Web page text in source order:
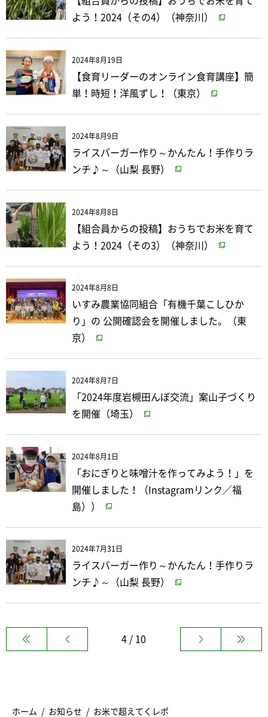
よう！2024（その4）（神奈川）
2024年8月19日
【食育リーダーのオンライン食育講座】簡
単！時短！洋風ずし！（東京）
2024年8月9日
ライスバーガー作り～かんたん！手作りラ
ンチ♪～（山梨 長野）
2024年8月8日
【組合員からの投稿】おうちでお米を育て
よう！2024（その3）（神奈川）
2024年8月8日
いすみ農業協同組合「有機千葉こしひか
り」の 公開確認会を開催しました。（東
京）
2024年8月7日
「2024年度岩槻田んぼ交流」案山子づくり
を開催（埼玉）
2024年8月1日
「おにぎりと味噌汁を作ってみよう！」を
開催しました！（Instagramリンク／福
島））
2024年7月31日
ライスバーガー作り～かんたん！手作りラ
ンチ♪～（山梨 長野）
4 / 10
ホーム お知らせ お米で超えてくレポ